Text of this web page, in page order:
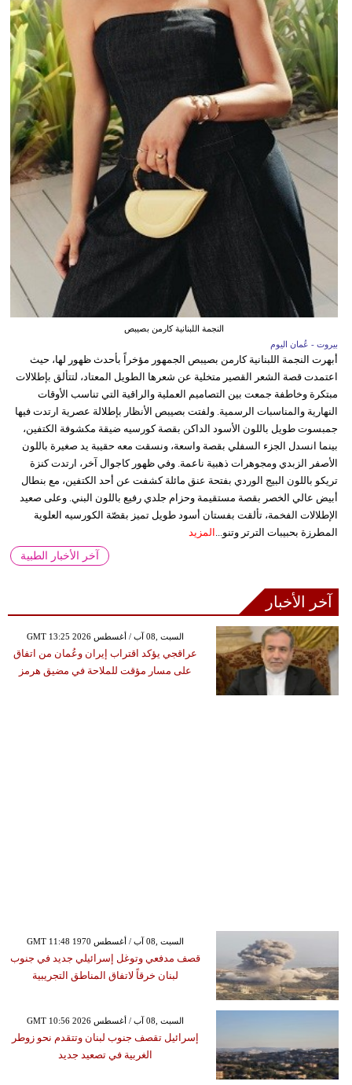
النجمة اللبنانية كارمن بصيبص
بيروت - عُمان اليوم
أبهرت النجمة اللبنانية كارمن بصيبص الجمهور مؤخراً بأحدث ظهور لها، حيث
اعتمدت قصة الشعر القصير متخلية عن شعرها الطويل المعتاد، لتتألق بإطلالات
مبتكرة وخاطفة جمعت بين التصاميم العملية والراقية التي تناسب الأوقات
النهارية والمناسبات الرسمية. ولفتت بصيبص الأنظار بإطلالة عصرية ارتدت فيها
جمبسوت طويل باللون الأسود الداكن بقصة كورسيه ضيقة مكشوفة الكتفين،
بينما انسدل الجزء السفلي بقصة واسعة، ونسقت معه حقيبة يد صغيرة باللون
الأصفر الزبدي ومجوهرات ذهبية ناعمة. وفي ظهور كاجوال آخر، ارتدت كنزة
تريكو باللون البيج الوردي بفتحة عنق مائلة كشفت عن أحد الكتفين، مع بنطال
أبيض عالي الخصر بقصة مستقيمة وحزام جلدي رفيع باللون البني. وعلى صعيد
الإطلالات الفخمة، تألقت بفستان أسود طويل تميز بقصّة الكورسيه العلوية
المطرزة بحبيبات الترتر وتنو... المزيد
آخر الأخبار الطبية
آخر الأخبار
GMT 13:25 2026 السبت ,08 آب / أغسطس
عراقجي يؤكد اقتراب إيران وعُمان من اتفاق
على مسار مؤقت للملاحة في مضيق هرمز
GMT 11:48 1970 السبت ,08 آب / أغسطس
قصف مدفعي وتوغل إسرائيلي جديد في جنوب
لبنان خرقاً لاتفاق المناطق التجريبية
GMT 10:56 2026 السبت ,08 آب / أغسطس
إسرائيل تقصف جنوب لبنان وتتقدم نحو زوطر
الغربية في تصعيد جديد